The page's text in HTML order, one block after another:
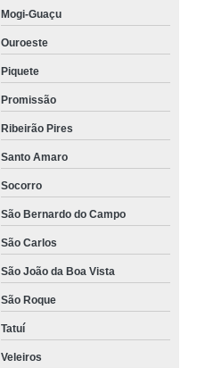
Mogi-Guaçu
Ouroeste
Piquete
Promissão
Ribeirão Pires
Santo Amaro
Socorro
São Bernardo do Campo
São Carlos
São João da Boa Vista
São Roque
Tatuí
Veleiros